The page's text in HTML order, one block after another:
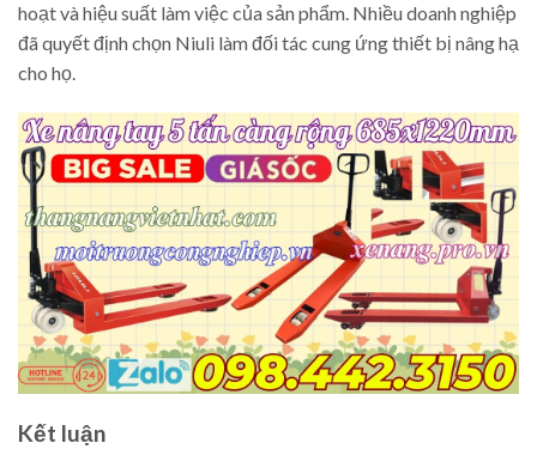
hoạt và hiệu suất làm việc của sản phẩm. Nhiều doanh nghiệp
đã quyết định chọn Niuli làm đối tác cung ứng thiết bị nâng hạ
cho họ.
Kết luận